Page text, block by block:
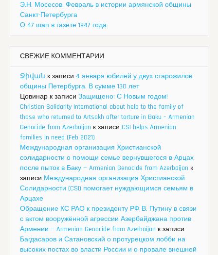
Э.Н. Мосесов. Февраль в истории армянской общины
Санкт-Петербурга
О 47 шап в газете 1947 года
СВЕЖИЕ КОММЕНТАРИИ
Ջիվան к записи 4 января юбилей у двух старожилов
общины Петербурга. В сумме 130 лет
Цовинар к записи Защищено: С Новым годом!
Christian Solidarity International about help to the family of
those who returned to Artsakh after torture in Baku – Armenian
Genocide from Azerbaijan к записи CSI helps Armenian
families in need (Feb 2021)
Международная организация Христианской
солидарности о помощи семье вернувшегося в Арцах
после пыток в Баку — Armenian Genocide from Azerbaijan к
записи Международная организация Христианской
Солидарности (CSI) помогает нуждающимся семьям в
Арцахе
Обращение КС РАО к президенту РФ В. Путину в связи
с актом вооружённой агрессии Азербайджана против
Армении — Armenian Genocide from Azerbaijan к записи
Багдасаров и Сатановский о протурецком лобби на
высоких постах во власти России и о провале внешней